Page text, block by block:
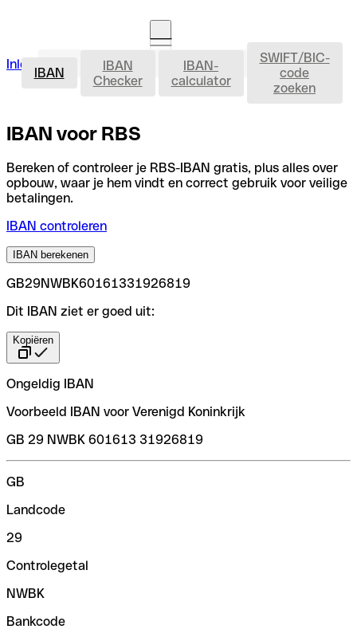
Inloggen Rekening openen IBAN
IBAN
IBAN
Checker
IBAN-
calculator
SWIFT/BIC-
code
zoeken
IBAN voor RBS
Bereken of controleer je RBS-IBAN gratis, plus alles over
opbouw, waar je hem vindt en correct gebruik voor veilige
betalingen.
IBAN controleren
IBAN berekenen
GB29NWBK60161331926819
Dit IBAN ziet er goed uit:
Kopiëren
Ongeldig IBAN
Voorbeeld IBAN voor Verenigd Koninkrijk
GB 29 NWBK 601613 31926819
GB
Landcode
29
Controlegetal
NWBK
Bankcode